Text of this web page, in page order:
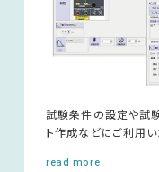
試験条件の設定や試
ト作成などにご利用い
read more